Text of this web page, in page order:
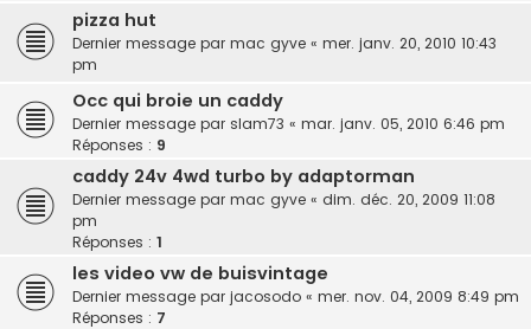
pizza hut
Dernier message par mac gyve « mer. janv. 20, 2010 10:43
pm
Occ qui broie un caddy
Dernier message par slam73 « mar. janv. 05, 2010 6:46 pm
Réponses : 9
caddy 24v 4wd turbo by adaptorman
Dernier message par mac gyve « dim. déc. 20, 2009 11:08
pm
Réponses : 1
les video vw de buisvintage
Dernier message par jacosodo « mer. nov. 04, 2009 8:49 pm
Réponses : 7